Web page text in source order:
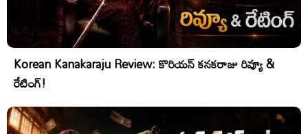
Korean Kanakaraju Review: కొరియన్ కనకరాజు రివ్యూ &
రేటింగ్!